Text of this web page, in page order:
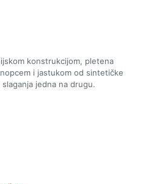
konstrukcijom, pletena
i jastukom od sintetičke
jedna na drugu.